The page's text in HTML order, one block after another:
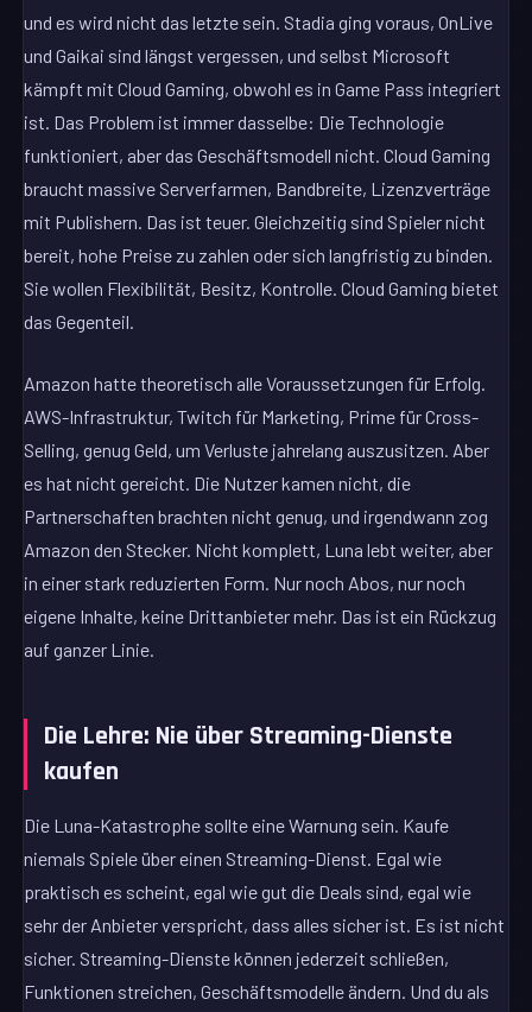
und es wird nicht das letzte sein. Stadia ging voraus, OnLive
und Gaikai sind längst vergessen, und selbst Microsoft
kämpft mit Cloud Gaming, obwohl es in Game Pass integriert
ist. Das Problem ist immer dasselbe: Die Technologie
funktioniert, aber das Geschäftsmodell nicht. Cloud Gaming
braucht massive Serverfarmen, Bandbreite, Lizenzverträge
mit Publishern. Das ist teuer. Gleichzeitig sind Spieler nicht
bereit, hohe Preise zu zahlen oder sich langfristig zu binden.
Sie wollen Flexibilität, Besitz, Kontrolle. Cloud Gaming bietet
das Gegenteil.
Amazon hatte theoretisch alle Voraussetzungen für Erfolg.
AWS-Infrastruktur, Twitch für Marketing, Prime für Cross-
Selling, genug Geld, um Verluste jahrelang auszusitzen. Aber
es hat nicht gereicht. Die Nutzer kamen nicht, die
Partnerschaften brachten nicht genug, und irgendwann zog
Amazon den Stecker. Nicht komplett, Luna lebt weiter, aber
in einer stark reduzierten Form. Nur noch Abos, nur noch
eigene Inhalte, keine Drittanbieter mehr. Das ist ein Rückzug
auf ganzer Linie.
Die Lehre: Nie über Streaming-Dienste
kaufen
Die Luna-Katastrophe sollte eine Warnung sein. Kaufe
niemals Spiele über einen Streaming-Dienst. Egal wie
praktisch es scheint, egal wie gut die Deals sind, egal wie
sehr der Anbieter verspricht, dass alles sicher ist. Es ist nicht
sicher. Streaming-Dienste können jederzeit schließen,
Funktionen streichen, Geschäftsmodelle ändern. Und du als